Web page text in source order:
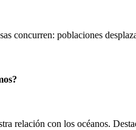
concurren: poblaciones
relación con los océanos.